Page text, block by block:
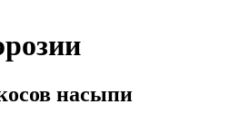
насыпи